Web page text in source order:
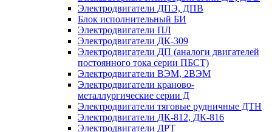
Электродвигатели ДПЭ, ДПВ
Блок исполнительный БИ
Электродвигатели ПЛ
Электродвигатели ДК-309
Электродвигатели ДП (аналоги двигателей
постоянного тока серии ПБСТ)
Электродвигатели ВЭМ, 2ВЭМ
Электродвигатели краново-
металлургические серии Д
Электродвигатели тяговые рудничные ДТН
Электродвигатели ДК-812, ДК-816
Электродвигатели ДРТ